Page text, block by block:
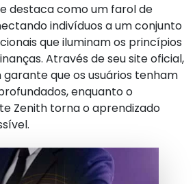
destaca como um farol de
indivíduos a um conjunto
que iluminam os princípios
Através de seu site oficial,
que os usuários tenham
enquanto o
Zenith torna o aprendizado